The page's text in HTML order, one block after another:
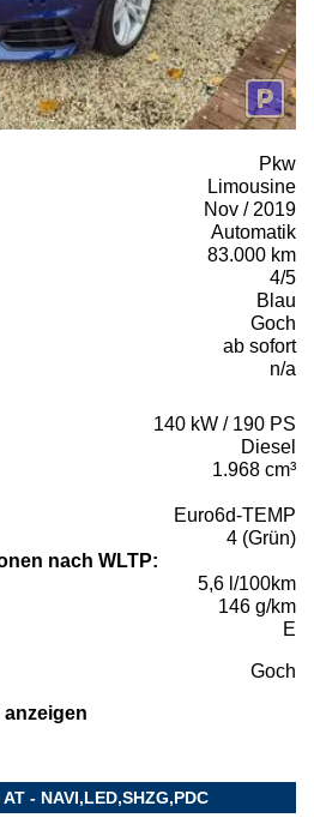
Pkw
Limousine
Nov / 2019
Automatik
83.000 km
4/5
Blau
Goch
ab sofort
n/a
140 kW / 190 PS
Diesel
1.968 cm³
Euro6d-TEMP
4 (Grün)
nach WLTP:
5,6 l/100km
146 g/km
E
Goch
anzeigen
- NAVI,LED,SHZG,PDC